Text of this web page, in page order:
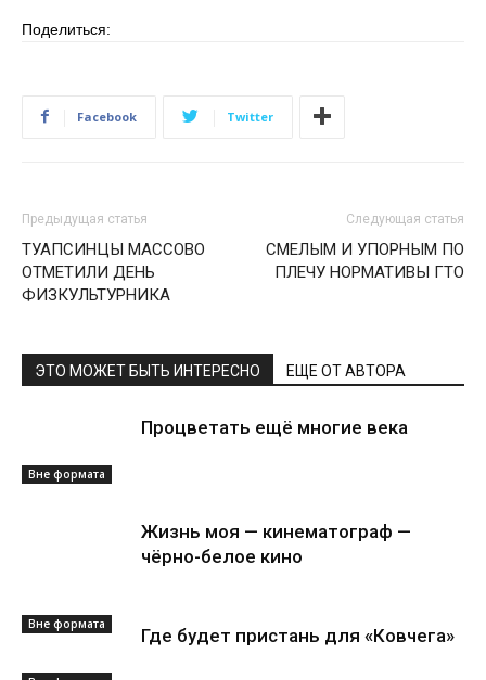
Поделиться:
Facebook Twitter
Предыдущая статья
ТУАПСИНЦЫ МАССОВО
ОТМЕТИЛИ ДЕНЬ
ФИЗКУЛЬТУРНИКА
Следующая статья
СМЕЛЫМ И УПОРНЫМ ПО
ПЛЕЧУ НОРМАТИВЫ ГТО
ЭТО МОЖЕТ БЫТЬ ИНТЕРЕСНО ЕЩЕ ОТ АВТОРА
Вне формата
Процветать ещё многие века
Вне формата
Жизнь моя — кинематограф —
чёрно-белое кино
Где будет пристань для «Ковчега»